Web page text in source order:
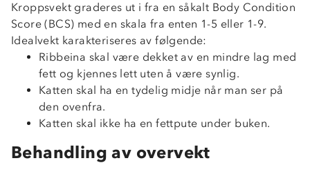
Kroppsvekt graderes ut i fra en såkalt Body Condition
Score (BCS) med en skala fra enten 1-5 eller 1-9.
Idealvekt karakteriseres av følgende:
Ribbeina skal være dekket av en mindre lag med
fett og kjennes lett uten å være synlig.
Katten skal ha en tydelig midje når man ser på
den ovenfra.
Katten skal ikke ha en fettpute under buken.
Behandling av overvekt